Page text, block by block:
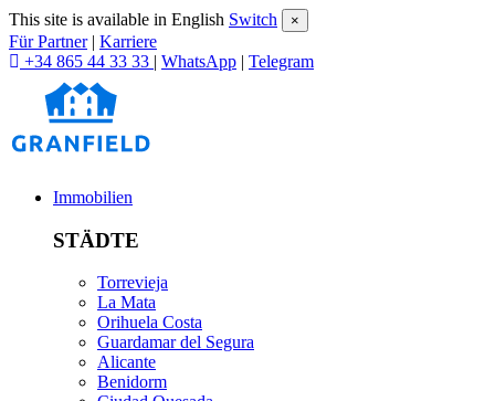
This site is available in English Switch ×
Für Partner | Karriere
+34 865 44 33 33 | WhatsApp | Telegram
Immobilien
STÄDTE
Torrevieja
La Mata
Orihuela Costa
Guardamar del Segura
Alicante
Benidorm